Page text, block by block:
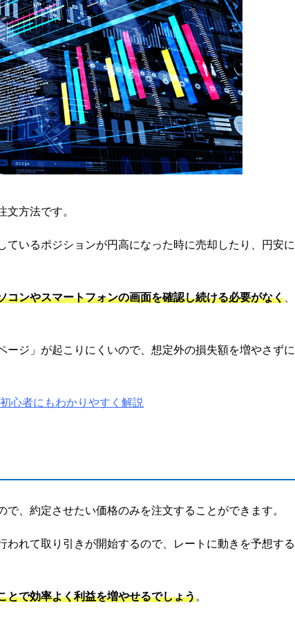
方法です。
いるポジションが円高になった時に売却したり、円安に
コンやスマートフォンの画面を確認し続ける必要がなく
ジ」が起こりにくいので、想定外の損失額を増やさずに
心者にもわかりやすく解説
、約定させたい価格のみを注文することができます。
れて取り引きが開始するので、レートに動きを予想する
とで効率よく利益を増やせるでしょう。